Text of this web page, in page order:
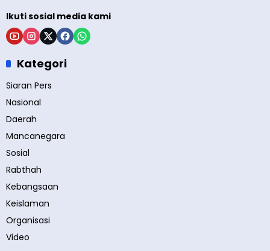
Ikuti sosial media kami
Kategori
Siaran Pers
Nasional
Daerah
Mancanegara
Sosial
Rabthah
Kebangsaan
Keislaman
Organisasi
Video